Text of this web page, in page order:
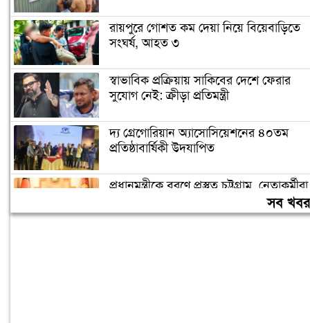
রায়পুরে গোশত কম দেয়া নিয়ে বিয়েবাড়িতে
সংঘর্ষ, আহত ৩
স্বাভাবিক প্রক্রিয়ায় সাকিবের দেশে ফেরার
সুযোগ নেই: ক্রীড়া প্রতিমন্ত্রী
দ্য গ্রেগোরিয়ান অ্যাসোসিয়েশনের ৪০তম
প্রতিষ্ঠাবার্ষিকী উদযাপিত
প্রধানমন্ত্রীকে বরণে প্রস্তুত চট্টগ্রাম, নেতাকর্মীরা
সব